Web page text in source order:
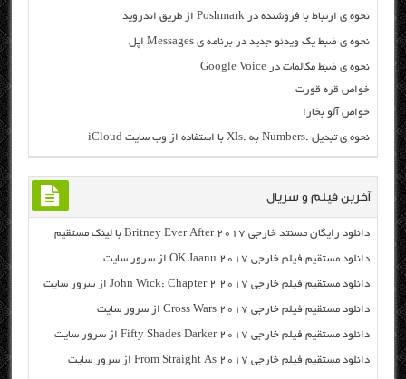
نحوه ي ارتباط با فروشنده در Poshmark از طریق اندروید
نحوه ی ضبط یک ویدئو جدید در برنامه ی Messages اپل
نحوه ی ضبط مکالمات در Google Voice
خواص قره قورت
خواص آلو بخارا
نحوه ی تبدیل .Numbers به .Xls با استفاده از وب سایت iCloud
آخرین فیلم و سریال
دانلود رایگان مسنتد خارجی Britney Ever After 2017 با لینک مستقیم
دانلود مستقیم فیلم خارجی OK Jaanu 2017 از سرور سایت
دانلود مستقیم فیلم خارجی John Wick: Chapter 2 2017 از سرور سایت
دانلود مستقیم فیلم خارجی Cross Wars 2017 از سرور سایت
دانلود مستقیم فیلم خارجی Fifty Shades Darker 2017 از سرور سایت
دانلود مستقیم فیلم خارجی From Straight As 2017 از سرور سایت